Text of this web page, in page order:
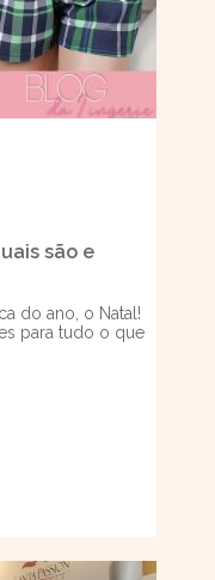
são e
do ano, o Natal!
para tudo o que